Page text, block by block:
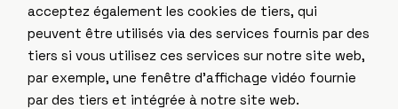
acceptez également les cookies de tiers, qui
peuvent être utilisés via des services fournis par des
tiers si vous utilisez ces services sur notre site web,
par exemple, une fenêtre d’affichage vidéo fournie
par des tiers et intégrée à notre site web.